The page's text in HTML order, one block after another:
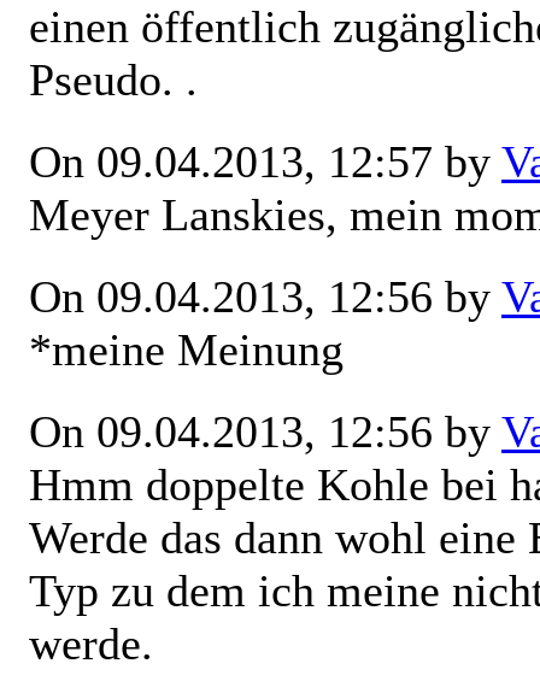
einen öffentlich
Pseudo. .
On 09.04.2013, 12:57 by
Meyer Lanskies, mein
On 09.04.2013, 12:56 by
*meine Meinung
On 09.04.2013, 12:56 by
Hmm doppelte Kohle bei
Werde das dann wohl eine
Typ zu dem ich meine
werde.